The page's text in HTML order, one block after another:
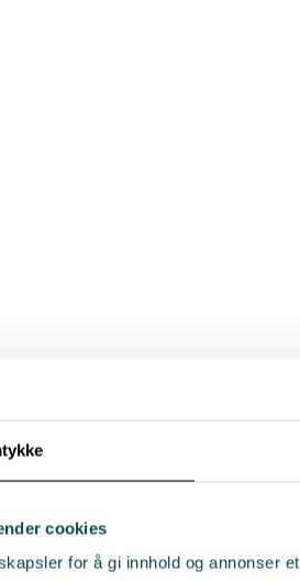
cookies
for å gi innhold og annonser